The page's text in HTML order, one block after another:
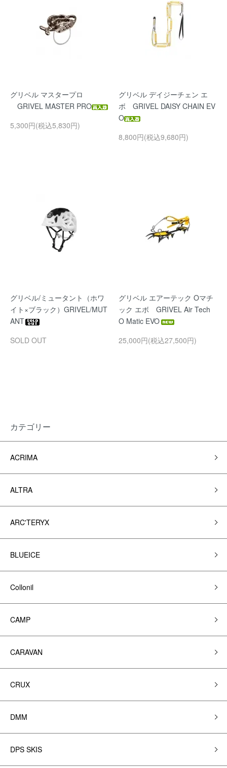
グリベル マスタープロ
GRIVEL MASTER PRO
5,300円(税込5,830円)
グリベル デイジーチェン エ
ボ GRIVEL DAISY CHAIN EV
O
8,800円(税込9,680円)
グリベル/ミュータント（ホワ
イト×ブラック）GRIVEL/MUT
ANT
SOLD OUT
グリベル エアーテック Oマチ
ック エボ GRIVEL Air Tech
O Matic EVO
25,000円(税込27,500円)
カテゴリー
ACRIMA
ALTRA
ARC'TERYX
BLUEICE
Collonil
CAMP
CARAVAN
CRUX
DMM
DPS SKIS